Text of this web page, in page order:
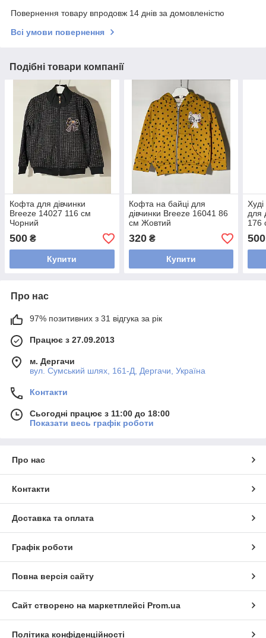
Повернення товару впродовж 14 днів за домовленістю
Всі умови повернення
Подібні товари компанії
Кофта для дівчинки
Breeze 14027 116 см
Чорний
500 ₴
Купити
Кофта на байці для
дівчинки Breeze 16041 86
см Жовтий
320₴
Купити
для
176
500
Про нас
97% позитивних з 31 відгука за рік
Працює з 27.09.2013
м. Дергачи
вул. Сумський шлях, 161-Д, Дергачи, Україна
Контакти
Сьогодні працює з 11:00 до 18:00
Показати весь графік роботи
Про нас
Контакти
Доставка та оплата
Графік роботи
Повна версія сайту
Сайт створено на маркетплейсі Prom.ua
Політика конфіденційності